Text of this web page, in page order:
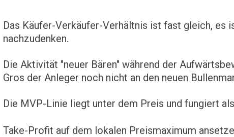
Das Käufer-Verkäufer-Verhältnis ist fast gleich, es
nachzudenken.
Die Aktivität "neuer Bären" während der
Gros der Anleger noch nicht an den neuen
Die MVP-Linie liegt unter dem Preis und fungiert
Take-Profit auf dem lokalen Preismaximum